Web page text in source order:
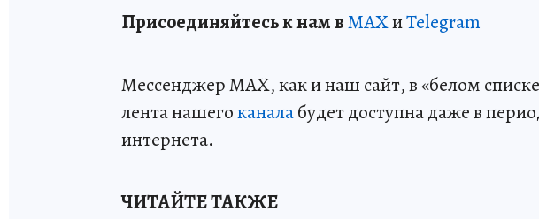
Присоединяйтесь к нам вMAXиTelegram
Мессенджер MAX, как и наш сайт, в «белом
лента нашегоканалабудет доступна даже в
интернета.
ЧИТАЙТЕ ТАКЖЕ